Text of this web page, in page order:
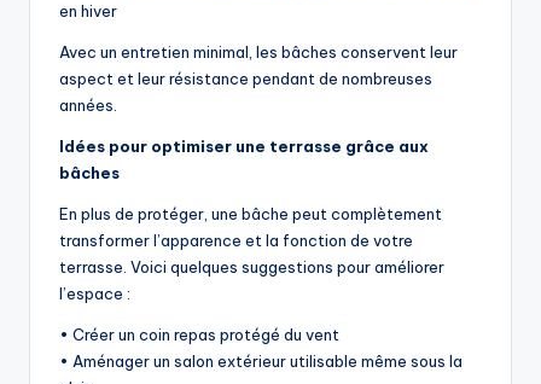
en hiver
Avec un entretien minimal, les bâches conservent leur
aspect et leur résistance pendant de nombreuses
années.
Idées pour optimiser une terrasse grâce aux
bâches
En plus de protéger, une bâche peut complètement
transformer l’apparence et la fonction de votre
terrasse. Voici quelques suggestions pour améliorer
l’espace :
• Créer un coin repas protégé du vent
• Aménager un salon extérieur utilisable même sous la